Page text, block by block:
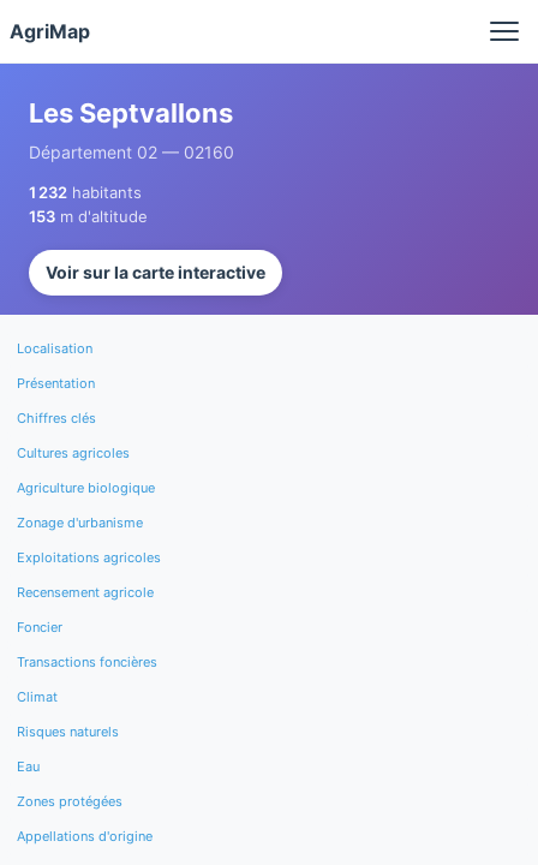
AgriMap
Les Septvallons
Département 02 — 02160
1 232 habitants
153 m d'altitude
Voir sur la carte interactive
Localisation
Présentation
Chiffres clés
Cultures agricoles
Agriculture biologique
Zonage d'urbanisme
Exploitations agricoles
Recensement agricole
Foncier
Transactions foncières
Climat
Risques naturels
Eau
Zones protégées
Appellations d'origine